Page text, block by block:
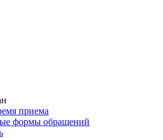
приема
формы обращений